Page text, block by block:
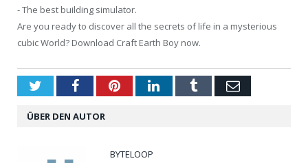
- The best building simulator.
Are you ready to discover all the secrets of life in a mysterious
cubic World? Download Craft Earth Boy now.
TwitterFacebookPinterestLinkedInTumblrEmail
ÜBER DEN AUTOR
BYTELOOP